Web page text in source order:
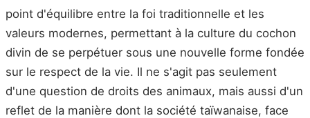
point d'équilibre entre la foi traditionnelle et les
valeurs modernes, permettant à la culture du cochon
divin de se perpétuer sous une nouvelle forme fondée
sur le respect de la vie. Il ne s'agit pas seulement
d'une question de droits des animaux, mais aussi d'un
reflet de la manière dont la société taïwanaise, face